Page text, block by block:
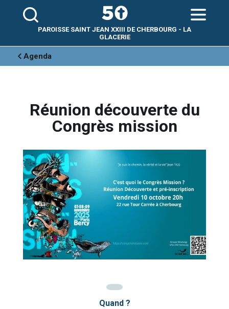
personnels
PAROISSE SAINT JEAN XXIII DE CHERBOURG - LA
GLACERIE
Agenda
Réunion découverte du
Congrès mission
Quand ?